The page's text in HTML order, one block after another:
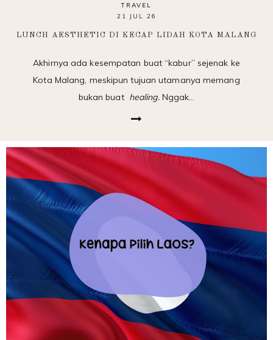
TRAVEL
21 JUL 26
LUNCH AESTHETIC DI KECAP LIDAH KOTA MALANG
Akhirnya ada kesempatan buat “kabur” sejenak ke
Kota Malang, meskipun tujuan utamanya memang
bukan buat healing. Nggak…